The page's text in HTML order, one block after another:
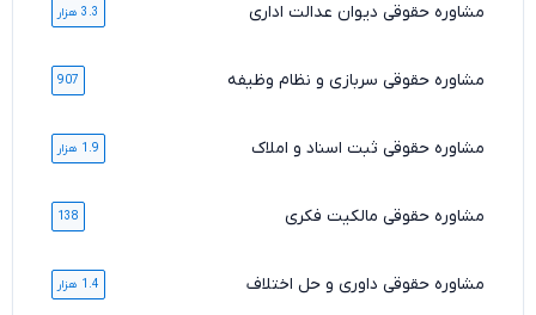
مشاوره حقوقی دیوان عدالت اداری 3.3 هزار
مشاوره حقوقی سربازی و نظام وظیفه 907
مشاوره حقوقی ثبت اسناد و املاک 1.9 هزار
مشاوره حقوقی مالکیت فکری 138
مشاوره حقوقی داوری و حل اختلاف 1.4 هزار